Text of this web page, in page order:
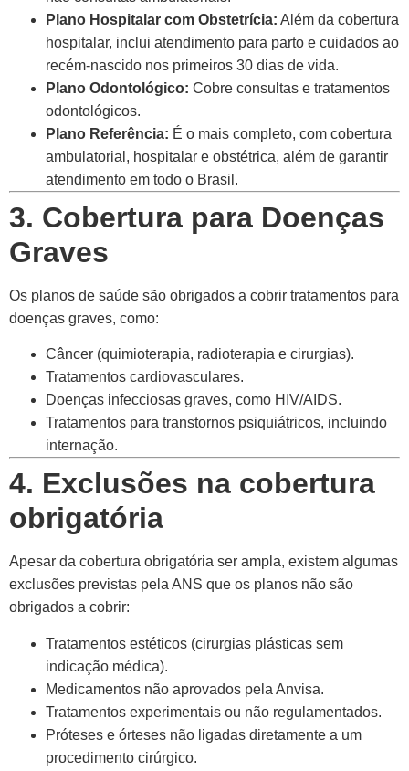
Plano Hospitalar com Obstetrícia: Além da cobertura
hospitalar, inclui atendimento para parto e cuidados ao
recém-nascido nos primeiros 30 dias de vida.
Plano Odontológico: Cobre consultas e tratamentos
odontológicos.
Plano Referência: É o mais completo, com cobertura
ambulatorial, hospitalar e obstétrica, além de garantir
atendimento em todo o Brasil.
3. Cobertura para Doenças
Graves
Os planos de saúde são obrigados a cobrir tratamentos para
doenças graves, como:
Câncer (quimioterapia, radioterapia e cirurgias).
Tratamentos cardiovasculares.
Doenças infecciosas graves, como HIV/AIDS.
Tratamentos para transtornos psiquiátricos, incluindo
internação.
4. Exclusões na cobertura
obrigatória
Apesar da cobertura obrigatória ser ampla, existem algumas
exclusões previstas pela ANS que os planos não são
obrigados a cobrir:
Tratamentos estéticos (cirurgias plásticas sem
indicação médica).
Medicamentos não aprovados pela Anvisa.
Tratamentos experimentais ou não regulamentados.
Próteses e órteses não ligadas diretamente a um
procedimento cirúrgico.